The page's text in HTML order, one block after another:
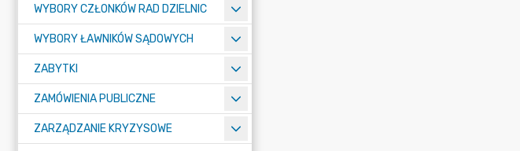
WYBORY CZŁONKÓW RAD DZIELNIC
WYBORY ŁAWNIKÓW SĄDOWYCH
ZABYTKI
ZAMÓWIENIA PUBLICZNE
ZARZĄDZANIE KRYZYSOWE